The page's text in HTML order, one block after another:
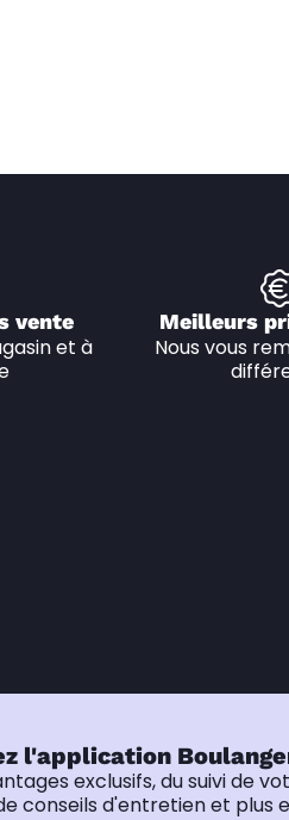
vente
et à
Meilleurs
Nous vous
l'application
exclusifs, du suivi de
conseils d'entretien et plus